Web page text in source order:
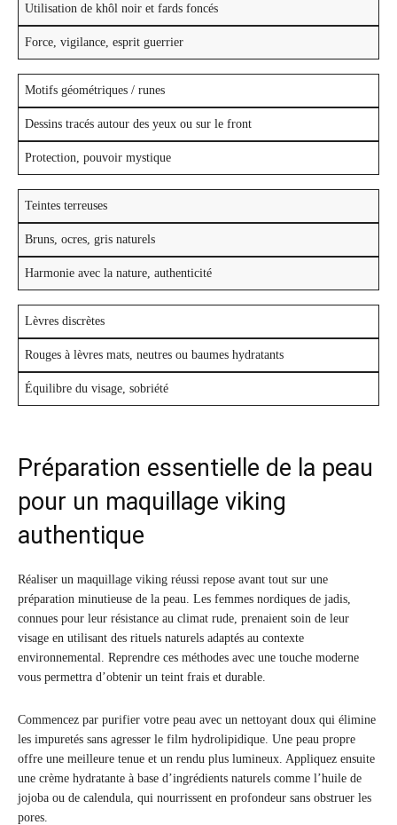
Utilisation de khôl noir et fards foncés
Force, vigilance, esprit guerrier
Motifs géométriques / runes
Dessins tracés autour des yeux ou sur le front
Protection, pouvoir mystique
Teintes terreuses
Bruns, ocres, gris naturels
Harmonie avec la nature, authenticité
Lèvres discrètes
Rouges à lèvres mats, neutres ou baumes hydratants
Équilibre du visage, sobriété
Préparation essentielle de la peau
pour un maquillage viking
authentique
Réaliser un maquillage viking réussi repose avant tout sur une
préparation minutieuse de la peau. Les femmes nordiques de jadis,
connues pour leur résistance au climat rude, prenaient soin de leur
visage en utilisant des rituels naturels adaptés au contexte
environnemental. Reprendre ces méthodes avec une touche moderne
vous permettra d’obtenir un teint frais et durable.
Commencez par purifier votre peau avec un nettoyant doux qui élimine
les impuretés sans agresser le film hydrolipidique. Une peau propre
offre une meilleure tenue et un rendu plus lumineux. Appliquez ensuite
une crème hydratante à base d’ingrédients naturels comme l’huile de
jojoba ou de calendula, qui nourrissent en profondeur sans obstruer les
pores.